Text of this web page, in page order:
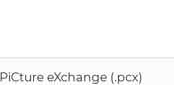
PiCture eXchange (.pcx)